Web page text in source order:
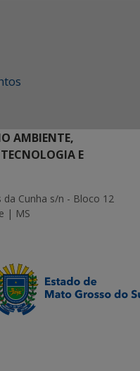
AMBIENTE,
E
da Cunha s/n - Bloco 12
| MS